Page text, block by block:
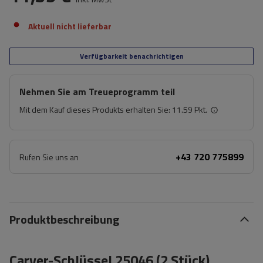
Aktuell nicht lieferbar
Verfügbarkeit benachrichtigen
Nehmen Sie am Treueprogramm teil
Mit dem Kauf dieses Produkts erhalten Sie: 11.59 Pkt.
Rufen Sie uns an +43 720 775899
Produktbeschreibung